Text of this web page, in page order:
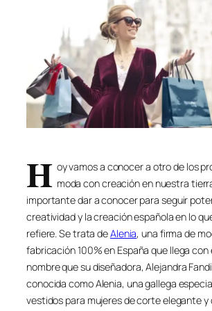
H oy vamos a conocer a otro de los
moda con creación en nuestra
importante dar a conocer para seguir
creatividad y la creación española en lo
refiere. Se trata deAlenia, una firma de
fabricación 100% en España que llega con
nombre que su diseñadora, Alejandra
conocida como Alenia, una gallega
vestidos para mujeres de corte elegante y